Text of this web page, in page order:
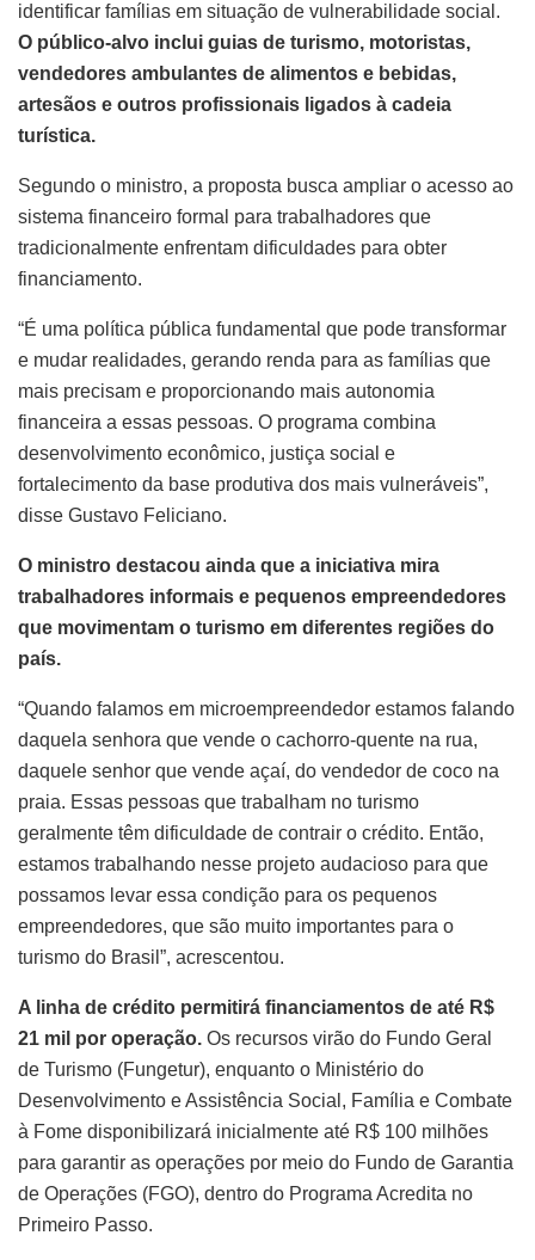
identificar famílias em situação de vulnerabilidade social.
O público-alvo inclui guias de turismo, motoristas,
vendedores ambulantes de alimentos e bebidas,
artesãos e outros profissionais ligados à cadeia
turística.
Segundo o ministro, a proposta busca ampliar o acesso ao
sistema financeiro formal para trabalhadores que
tradicionalmente enfrentam dificuldades para obter
financiamento.
“É uma política pública fundamental que pode transformar
e mudar realidades, gerando renda para as famílias que
mais precisam e proporcionando mais autonomia
financeira a essas pessoas. O programa combina
desenvolvimento econômico, justiça social e
fortalecimento da base produtiva dos mais vulneráveis”,
disse Gustavo Feliciano.
O ministro destacou ainda que a iniciativa mira
trabalhadores informais e pequenos empreendedores
que movimentam o turismo em diferentes regiões do
país.
“Quando falamos em microempreendedor estamos falando
daquela senhora que vende o cachorro-quente na rua,
daquele senhor que vende açaí, do vendedor de coco na
praia. Essas pessoas que trabalham no turismo
geralmente têm dificuldade de contrair o crédito. Então,
estamos trabalhando nesse projeto audacioso para que
possamos levar essa condição para os pequenos
empreendedores, que são muito importantes para o
turismo do Brasil”, acrescentou.
A linha de crédito permitirá financiamentos de até R$
21 mil por operação. Os recursos virão do Fundo Geral
de Turismo (Fungetur), enquanto o Ministério do
Desenvolvimento e Assistência Social, Família e Combate
à Fome disponibilizará inicialmente até R$ 100 milhões
para garantir as operações por meio do Fundo de Garantia
de Operações (FGO), dentro do Programa Acredita no
Primeiro Passo.